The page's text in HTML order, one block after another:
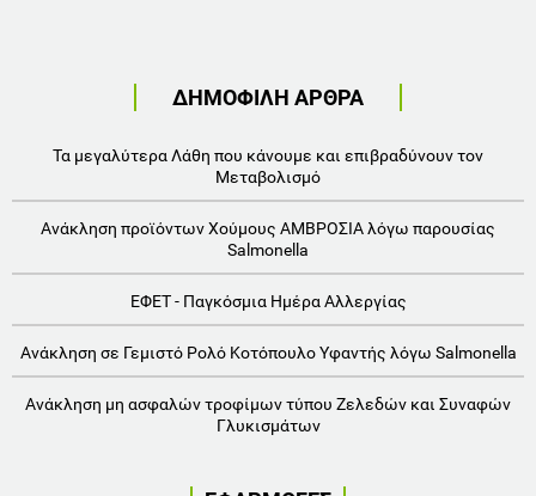
ΔΗΜΟΦΙΛΗ ΑΡΘΡΑ
Τα μεγαλύτερα Λάθη που κάνουμε και επιβραδύνουν τον
Μεταβολισμό
Ανάκληση προϊόντων Χούμους ΑΜΒΡΟΣΙΑ λόγω παρουσίας
Salmonella
ΕΦΕΤ - Παγκόσμια Ημέρα Αλλεργίας
Ανάκληση σε Γεμιστό Ρολό Κοτόπουλο Υφαντής λόγω Salmonella
Ανάκληση μη ασφαλών τροφίμων τύπου Ζελεδών και Συναφών
Γλυκισμάτων